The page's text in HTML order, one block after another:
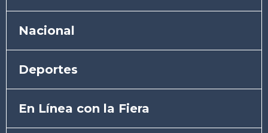
Nacional
Deportes
En Línea con la Fiera